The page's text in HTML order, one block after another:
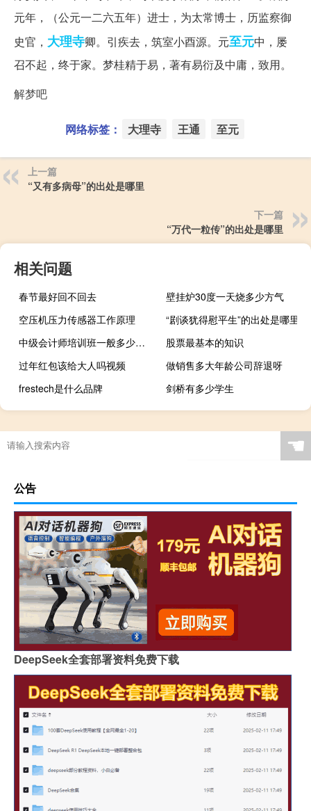
元年，（公元一二六五年）进士，为太常博士，历监察御
史官， 大理寺卿。引疾去，筑室小酉源。元至元中，屡
召不起，终于家。梦桂精于易，著有易衍及中庸，致用。
解梦吧
网络标签： 大理寺 王通 至元
上一篇
“又有多病母”的出处是哪里
下一篇
“万代一粒传”的出处是哪里
相关问题
春节最好回不回去
壁挂炉30度一天烧多少方气
空压机压力传感器工作原理
“剧谈犹得慰平生”的出处是哪里
中级会计师培训班一般多少钱 高性价比就在中华会计
股票最基本的知识
过年红包该给大人吗视频
做销售多大年龄公司辞退呀
frestech是什么品牌
剑桥有多少学生
☚
公告
DeepSeek全套部署资料免费下载